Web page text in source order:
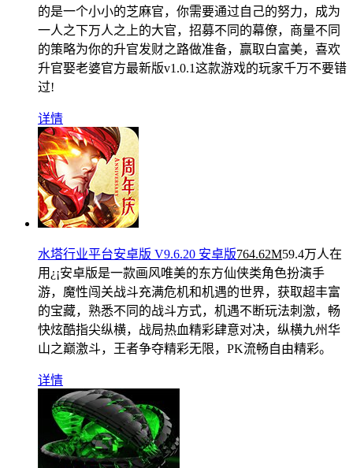
的是一个小小的芝麻官，你需要通过自己的努力，成为
一人之下万人之上的大官，招募不同的幕僚，商量不同
的策略为你的升官发财之路做准备，赢取白富美，喜欢
升官娶老婆官方最新版v1.0.1这款游戏的玩家千万不要错
过!
详情
水塔行业平台安卓版 V9.6.20 安卓版764.62M59.4万人在
用 ¿¡安卓版是一款画风唯美的东方仙侠类角色扮演手
游，魔性闯关战斗充满危机和机遇的世界，获取超丰富
的宝藏，熟悉不同的战斗方式，机遇不断玩法刺激，畅
快炫酷指尖纵横，战局热血精彩肆意对决，纵横九州华
山之巅激斗，王者争夺精彩无限，PK流畅自由精彩。
详情